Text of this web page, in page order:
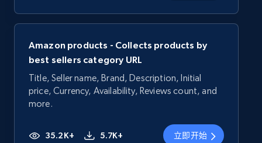
Amazon products - Collects products by
best sellers category URL
Title, Seller name, Brand, Description, Initial
price, Currency, Availability, Reviews count, and
more.
35.2K+ 5.7K+ 立即开始